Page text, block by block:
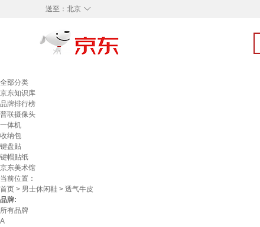
◇
送至： 北京
全部分类
京东知识库
品牌排行榜
普联摄像头
一体机
收纳包
键盘贴
键帽贴纸
京东美术馆
当前位置：
首页 > 男士休闲鞋 > 透气牛皮
品牌:
所有品牌
A